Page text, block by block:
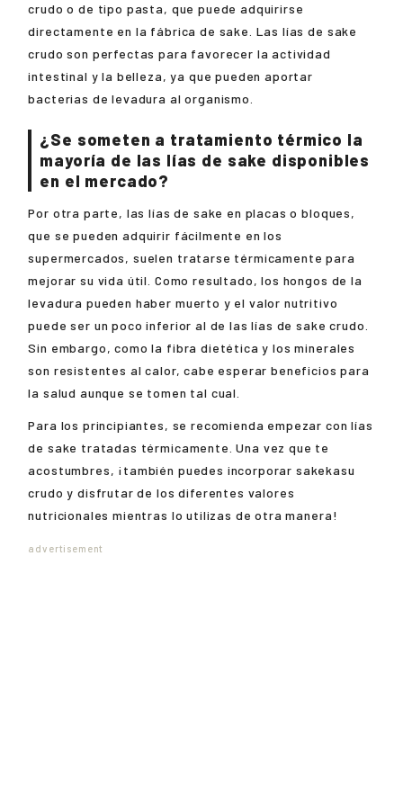
crudo o de tipo pasta, que puede adquirirse
directamente en la fábrica de sake. Las lías de sake
crudo son perfectas para favorecer la actividad
intestinal y la belleza, ya que pueden aportar
bacterias de levadura al organismo.
¿Se someten a tratamiento térmico la
mayoría de las lías de sake disponibles
en el mercado?
Por otra parte, las lías de sake en placas o bloques,
que se pueden adquirir fácilmente en los
supermercados, suelen tratarse térmicamente para
mejorar su vida útil. Como resultado, los hongos de la
levadura pueden haber muerto y el valor nutritivo
puede ser un poco inferior al de las lías de sake crudo.
Sin embargo, como la fibra dietética y los minerales
son resistentes al calor, cabe esperar beneficios para
la salud aunque se tomen tal cual.
Para los principiantes, se recomienda empezar con lías
de sake tratadas térmicamente. Una vez que te
acostumbres, ¡también puedes incorporar sakekasu
crudo y disfrutar de los diferentes valores
nutricionales mientras lo utilizas de otra manera!
advertisement